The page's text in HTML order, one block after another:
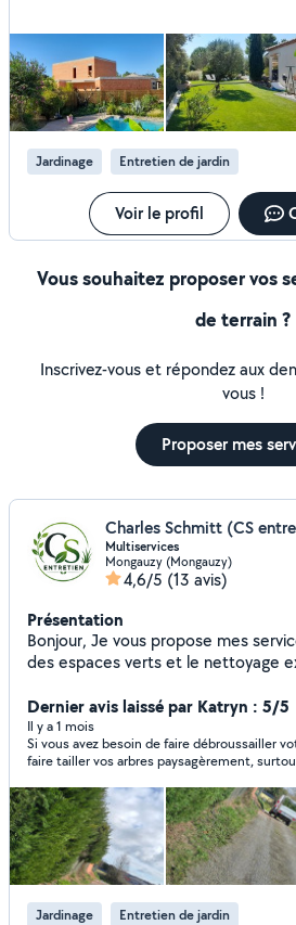
Jardinage Entretien de jardin
Voir le profil
Vous souhaitez proposer vos
de terrain ?
Inscrivez-vous et répondez aux
vous !
Proposer mes
Charles Schmitt (CS
Multiservices
Mongauzy (Mongauzy)
4,6/5 (13 avis)
Présentation
Bonjour, Je vous propose mes services pour l'entretien
des espaces verts et le nettoyage
père qui justifie de 25 ans
services aux particuliers pour
améliorer l'aspect de votre habitation. Mes
Entretien des jardins (tonte, taille
débroussaillage) - Entretien des
Nettoyage de toiture
façades et terrasses - Entretien
Travail soigné, matériel
N'hésitez pas à me contacter pour
Cordialement, CS Entretien
Dernier avis laissé par Katryn : 5/5
Il y a 1 mois
Si vous avez besoin de faire débroussailler
faire tailler vos arbres paysagèrement,
professionnel efficace, rapide gentil et ses
très belle découverte
Jardinage Entretien de jardin